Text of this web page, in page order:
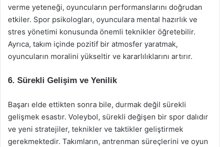
verme yeteneği, oyuncuların performanslarını doğrudan
etkiler. Spor psikologları, oyunculara mental hazırlık ve
stres yönetimi konusunda önemli teknikler öğretebilir.
Ayrıca, takım içinde pozitif bir atmosfer yaratmak,
oyuncuların moralini yükseltir ve kararlılıklarını artırır.
6. Sürekli Gelişim ve Yenilik
Başarı elde ettikten sonra bile, durmak değil sürekli
gelişmek esastır. Voleybol, sürekli değişen bir spor dalıdır
ve yeni stratejiler, teknikler ve taktikler geliştirmek
gerekmektedir. Takımların, antrenman süreçlerini ve oyun